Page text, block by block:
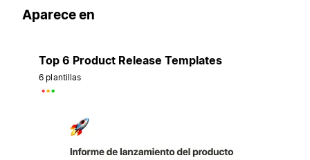
Aparece en
Top 6 Product Release Templates
6 plantillas